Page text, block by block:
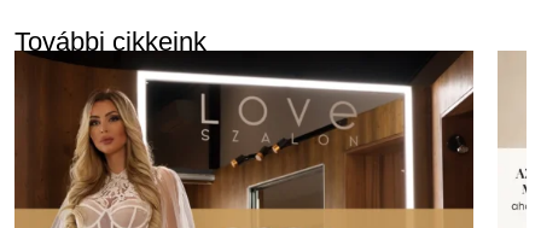
További cikkeink